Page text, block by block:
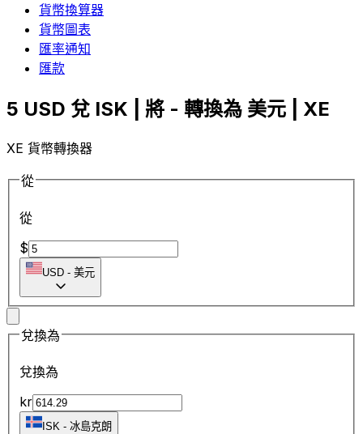
貨幣換算器
貨幣圖表
匯率通知
匯款
5 USD 兌 ISK | 將 - 轉換為 美元 | XE
XE 貨幣轉換器
從
從
$
USD - 美元
兌換為
兌換為
kr
ISK - 冰島克朗